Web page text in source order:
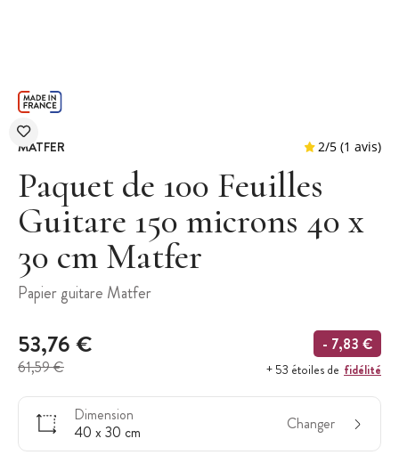
MATFER
Paquet de 100 Feuilles
Guitare 150 microns 40 x
30 cm Matfer
Papier guitare Matfer
53,76 €
61,59 €
- 7,83 €
+ 53 étoiles de fidélité
Dimension
40 x 30 cm
Changer